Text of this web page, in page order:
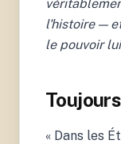
l'histoire —
le pouvoir
« Dans les